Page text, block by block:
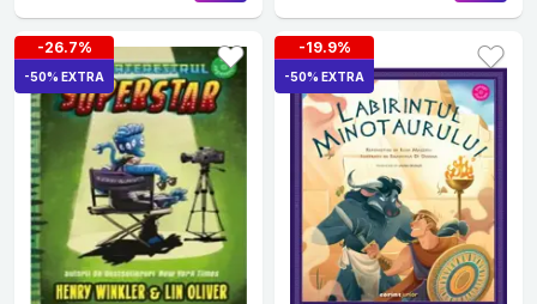
-26.7%
-50% EXTRA
-19.9%
-50% EXTRA